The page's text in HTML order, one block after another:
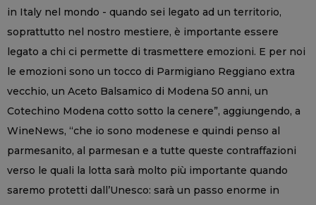
in Italy nel mondo - quando sei legato ad un territorio,
soprattutto nel nostro mestiere, è importante essere
legato a chi ci permette di trasmettere emozioni. E per noi
le emozioni sono un tocco di Parmigiano Reggiano extra
vecchio, un Aceto Balsamico di Modena 50 anni, un
Cotechino Modena cotto sotto la cenere”, aggiungendo, a
WineNews, “che io sono modenese e quindi penso al
parmesanito, al parmesan e a tutte queste contraffazioni
verso le quali la lotta sarà molto più importante quando
saremo protetti dall’Unesco: sarà un passo enorme in